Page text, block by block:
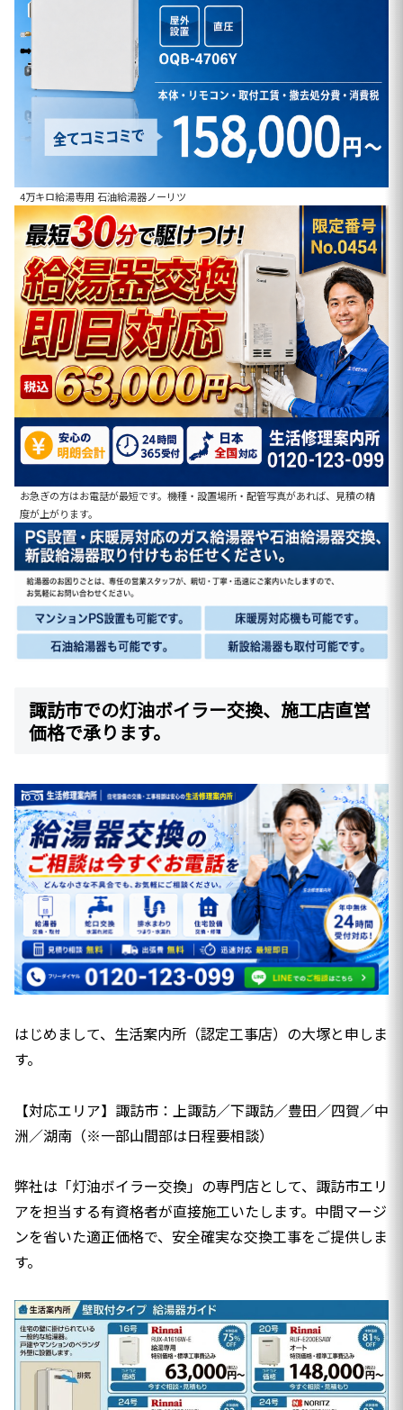
4万キロ給湯専用 石油給湯器ノーリツ
お急ぎの方はお電話が最短です。機種・設置場所・配管写真があれば、見積の精
度が上がります。
諏訪市での灯油ボイラー交換、施工店直営
価格で承ります。
はじめまして、生活案内所（認定工事店）の大塚と申しま
す。
【対応エリア】諏訪市：上諏訪／下諏訪／豊田／四賀／中
洲／湖南（※一部山間部は日程要相談）
弊社は「灯油ボイラー交換」の専門店として、諏訪市エリ
アを担当する有資格者が直接施工いたします。中間マージ
ンを省いた適正価格で、安全確実な交換工事をご提供しま
す。